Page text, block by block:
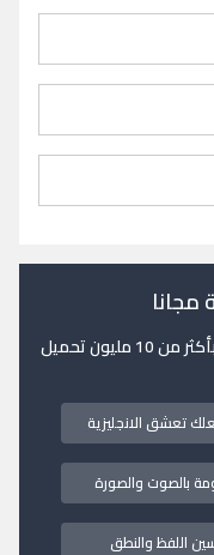
مجانا
تحميل
تعشق الانجليزية
بالصوت والصورة